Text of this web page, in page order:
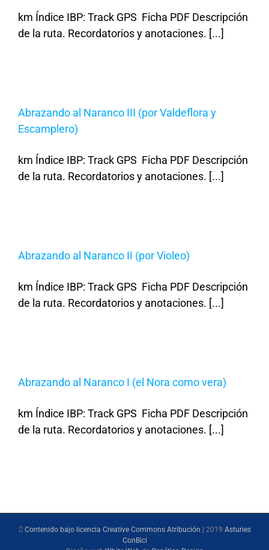
km Índice IBP: Track GPS Ficha PDF Descripción
de la ruta. Recordatorios y anotaciones. [...]
Abrazando al Naranco III (por Valdeflora y
Escamplero)
km Índice IBP: Track GPS Ficha PDF Descripción
de la ruta. Recordatorios y anotaciones. [...]
Abrazando al Naranco II (por Violeo)
km Índice IBP: Track GPS Ficha PDF Descripción
de la ruta. Recordatorios y anotaciones. [...]
Abrazando al Naranco I (el Nora como vera)
km Índice IBP: Track GPS Ficha PDF Descripción
de la ruta. Recordatorios y anotaciones. [...]
Contenido bajo licencia Creative Commons Atribución | 2019 Asturies
ConBici